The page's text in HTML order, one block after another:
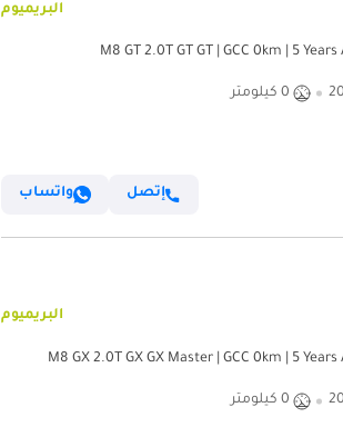
البريميوم
0 كيلومتر
إتصل واتساب
البريميوم
0 كيلومتر